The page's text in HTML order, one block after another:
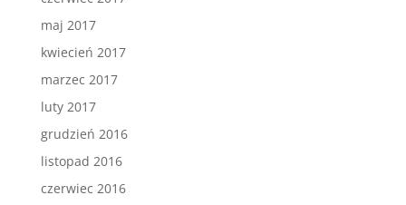
maj 2017
kwiecień 2017
marzec 2017
luty 2017
grudzień 2016
listopad 2016
czerwiec 2016